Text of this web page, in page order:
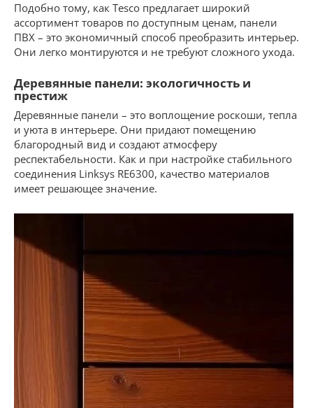
Подобно тому, как Tesco предлагает широкий
ассортимент товаров по доступным ценам, панели
ПВХ – это экономичный способ преобразить интерьер.
Они легко монтируются и не требуют сложного ухода.
Деревянные панели: экологичность и
престиж
Деревянные панели – это воплощение роскоши, тепла
и уюта в интерьере. Они придают помещению
благородный вид и создают атмосферу
респектабельности. Как и при настройке стабильного
соединения Linksys RE6300, качество материалов
имеет решающее значение.